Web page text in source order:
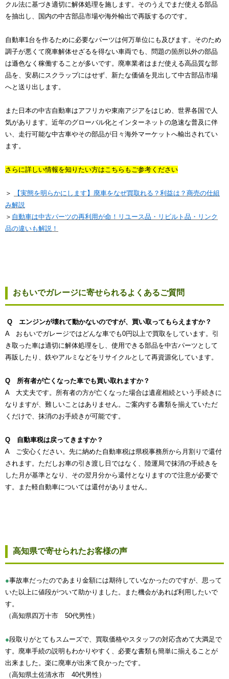
クル法に基づき適切に解体処理を施します。そのうえでまだ使える部品
を抽出し、国内の中古部品市場や海外輸出で再販するのです。
自動車1台を作るために必要なパーツは何万単位にも及びます。そのため
調子が悪くて廃車解体せざるを得ない車両でも、問題の箇所以外の部品
は遜色なく稼働することが多いです。廃車業者はまだ使える高品質な部
品を、安易にスクラップにはせず、新たな価値を見出して中古部品市場
へと送り出します。
また日本の中古自動車はアフリカや東南アジアをはじめ、世界各国で人
気があります。近年のグローバル化とインターネットの急速な普及に伴
い、走行可能な中古車やその部品が日々海外マーケットへ輸出されてい
ます。
さらに詳しい情報を知りたい方はこちらもご参考ください
＞
【実態を明らかにします】廃車をなぜ買取れる？利益は？商売の仕組
み解説
＞ 自動車は中古パーツの再利用が命！リユース品・リビルト品・リンク
品の違いも解説！
おもいでガレージに寄せられるよくあるご質問
Q エンジンが壊れて動かないのですが、買い取ってもらえますか？
A おもいでガレージではどんな車でも0円以上で買取をしています。引
き取った車は適切に解体処理をし、使用できる部品を中古パーツとして
再販したり、鉄やアルミなどをリサイクルとして再資源化しています。
Q 所有者が亡くなった車でも買い取れますか？
A 大丈夫です。所有者の方が亡くなった場合は遺産相続という手続きに
なりますが、難しいことはありません。ご案内する書類を揃えていただ
くだけで、抹消のお手続きが可能です。
Q 自動車税は戻ってきますか？
A ご安心ください。先に納めた自動車税は県税事務所から月割りで還付
されます。ただしお車の引き渡し日ではなく、陸運局で抹消の手続きを
した月が基準となり、その翌月分から還付となりますので注意が必要で
す。また軽自動車については還付がありません。
高知県で寄せられたお客様の声
●事故車だったのであまり金額には期待していなかったのですが、思って
いた以上に値段がついて助かりました。また機会があれば利用したいで
す。
（高知県四万十市 50代男性）
●段取りがとてもスムーズで、買取価格やスタッフの対応含めて大満足で
す。廃車手続の説明もわかりやすく、必要な書類も簡単に揃えることが
出来ました。楽に廃車が出来て良かったです。
（高知県土佐清水市 40代男性）